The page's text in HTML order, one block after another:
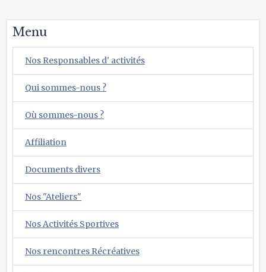
Menu
Nos Responsables d' activités
Qui sommes-nous ?
Où sommes-nous ?
Affiliation
Documents divers
Nos "Ateliers"
Nos Activités Sportives
Nos rencontres Récréatives